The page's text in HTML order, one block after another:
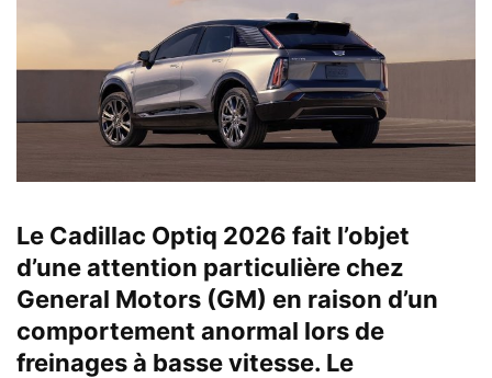
Le Cadillac Optiq 2026 fait l’objet
d’une attention particulière chez
General Motors (GM) en raison d’un
comportement anormal lors de
freinages à basse vitesse. Le